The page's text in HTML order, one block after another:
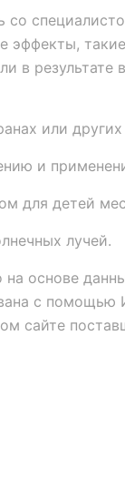
со
эффекты,
в
или
и
для детей
лучей.
на основе
с помощью
сайте